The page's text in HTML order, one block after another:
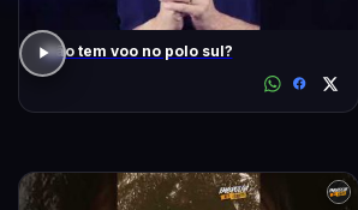
Não tem voo no polo sul?